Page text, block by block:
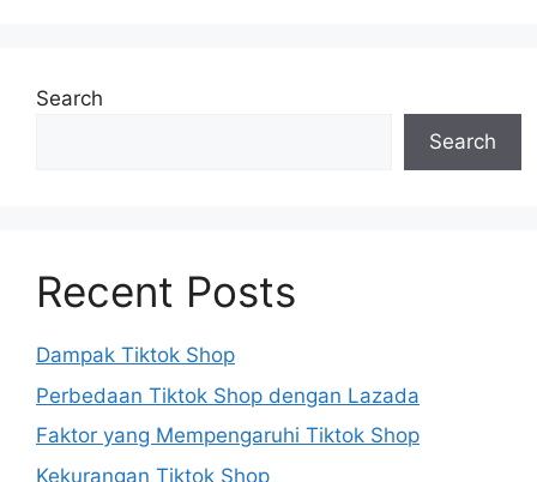
Search
Search
Recent Posts
Dampak Tiktok Shop
Perbedaan Tiktok Shop dengan Lazada
Faktor yang Mempengaruhi Tiktok Shop
Kekurangan Tiktok Shop